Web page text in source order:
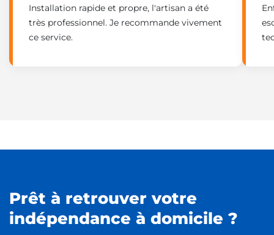
Installation rapide et propre, l'artisan a été
très professionnel. Je recommande vivement
ce service.
Prêt à retrouver votre
indépendance à domicile ?